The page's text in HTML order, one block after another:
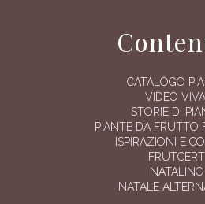
CATALOGO
VIDEO VIVAI
STORIE DI
PIANTE DA FRUTTO
ISPIRAZIONI E
FRUTCERT
NATALINO
NATALE